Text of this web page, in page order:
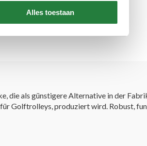
Alles toestaan
die als günstigere Alternative in der
Golftrolleys, produziert wird. Robust,